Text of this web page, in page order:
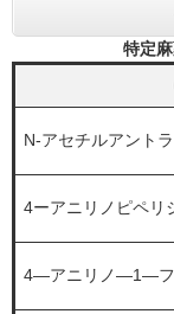
特定
N-アセチルアント
4ーアニリノピペリ
4―アニリノ―1―フ